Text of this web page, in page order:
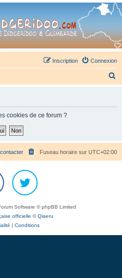
- retrouvez la communauté.
Connexion
Inscription
c
h
cookies de ce forum ?
Fuseau horaire sur UTC+02:00
Software © phpBB Limited
officielle ©Qiaeru
Conditions